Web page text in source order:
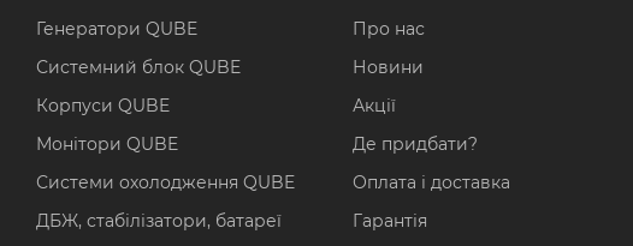
Генератори QUBE
Системний блок QUBE
Корпуси QUBE
Монітори QUBE
Системи охолодження QUBE
ДБЖ, стабілізатори, батареї
Про нас
Новини
Акції
Де придбати?
Оплата і доставка
Гарантія